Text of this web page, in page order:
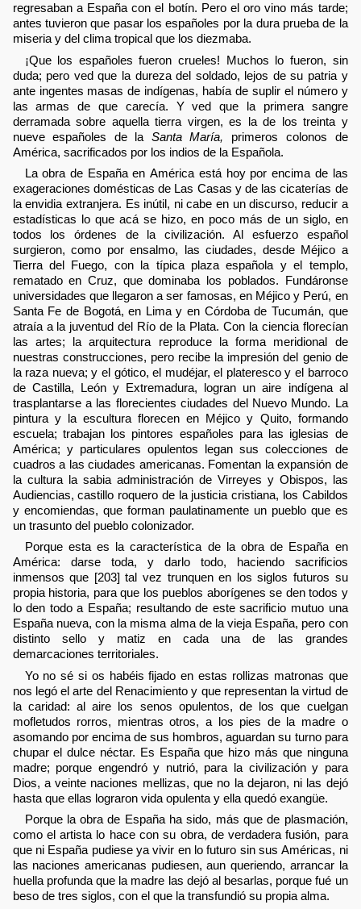
regresaban a España con el botín. Pero el oro vino más tarde;
antes tuvieron que pasar los españoles por la dura prueba de la
miseria y del clima tropical que los diezmaba.
¡Que los españoles fueron crueles! Muchos lo fueron, sin
duda; pero ved que la dureza del soldado, lejos de su patria y
ante ingentes masas de indígenas, había de suplir el número y
las armas de que carecía. Y ved que la primera sangre
derramada sobre aquella tierra virgen, es la de los treinta y
nueve españoles de la Santa María, primeros colonos de
América, sacrificados por los indios de la Española.
La obra de España en América está hoy por encima de las
exageraciones domésticas de Las Casas y de las cicaterías de
la envidia extranjera. Es inútil, ni cabe en un discurso, reducir a
estadísticas lo que acá se hizo, en poco más de un siglo, en
todos los órdenes de la civilización. Al esfuerzo español
surgieron, como por ensalmo, las ciudades, desde Méjico a
Tierra del Fuego, con la típica plaza española y el templo,
rematado en Cruz, que dominaba los poblados. Fundáronse
universidades que llegaron a ser famosas, en Méjico y Perú, en
Santa Fe de Bogotá, en Lima y en Córdoba de Tucumán, que
atraía a la juventud del Río de la Plata. Con la ciencia florecían
las artes; la arquitectura reproduce la forma meridional de
nuestras construcciones, pero recibe la impresión del genio de
la raza nueva; y el gótico, el mudéjar, el plateresco y el barroco
de Castilla, León y Extremadura, logran un aire indígena al
trasplantarse a las florecientes ciudades del Nuevo Mundo. La
pintura y la escultura florecen en Méjico y Quito, formando
escuela; trabajan los pintores españoles para las iglesias de
América; y particulares opulentos legan sus colecciones de
cuadros a las ciudades americanas. Fomentan la expansión de
la cultura la sabia administración de Virreyes y Obispos, las
Audiencias, castillo roquero de la justicia cristiana, los Cabildos
y encomiendas, que forman paulatinamente un pueblo que es
un trasunto del pueblo colonizador.
Porque esta es la característica de la obra de España en
América: darse toda, y darlo todo, haciendo sacrificios
inmensos que [203] tal vez trunquen en los siglos futuros su
propia historia, para que los pueblos aborígenes se den todos y
lo den todo a España; resultando de este sacrificio mutuo una
España nueva, con la misma alma de la vieja España, pero con
distinto sello y matiz en cada una de las grandes
demarcaciones territoriales.
Yo no sé si os habéis fijado en estas rollizas matronas que
nos legó el arte del Renacimiento y que representan la virtud de
la caridad: al aire los senos opulentos, de los que cuelgan
mofletudos rorros, mientras otros, a los pies de la madre o
asomando por encima de sus hombros, aguardan su turno para
chupar el dulce néctar. Es España que hizo más que ninguna
madre; porque engendró y nutrió, para la civilización y para
Dios, a veinte naciones mellizas, que no la dejaron, ni las dejó
hasta que ellas lograron vida opulenta y ella quedó exangüe.
Porque la obra de España ha sido, más que de plasmación,
como el artista lo hace con su obra, de verdadera fusión, para
que ni España pudiese ya vivir en lo futuro sin sus Américas, ni
las naciones americanas pudiesen, aun queriendo, arrancar la
huella profunda que la madre las dejó al besarlas, porque fué un
beso de tres siglos, con el que la transfundió su propia alma.